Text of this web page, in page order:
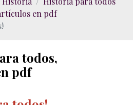
en pdf
todos,
pdf